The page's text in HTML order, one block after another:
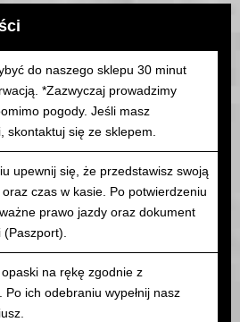
do naszego sklepu 30 minut
*Zazwyczaj prowadzimy
pogody. Jeśli masz
skontaktuj się ze sklepem.
upewnij się, że przedstawisz swoją
czas w kasie. Po potwierdzeniu
prawo jazdy oraz dokument
(Paszport).
na rękę zgodnie z
Po ich odebraniu wypełnij nasz